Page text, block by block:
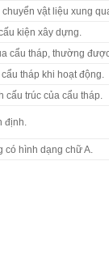
vật liệu xung
kiện xây dựng.
cẩu tháp, thường
tháp khi hoạt động.
cấu trúc của cẩu tháp.
định.
có hình dạng chữ A.